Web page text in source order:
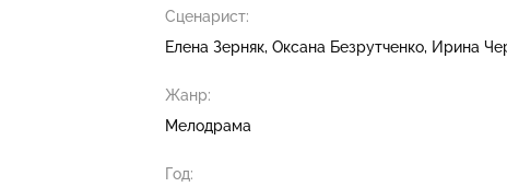
Сценарист:
Елена Зерняк Оксана Безрутченко Ирина
Жанр:
Мелодрама
Год: